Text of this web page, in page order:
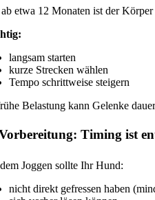
etwa 12 Monaten ist der
langsam starten
kurze Strecken wählen
Tempo schrittweise steigern
Belastung kann Gelenke
Timing ist
Joggen sollte Ihr Hund:
nicht direkt gefressen haben